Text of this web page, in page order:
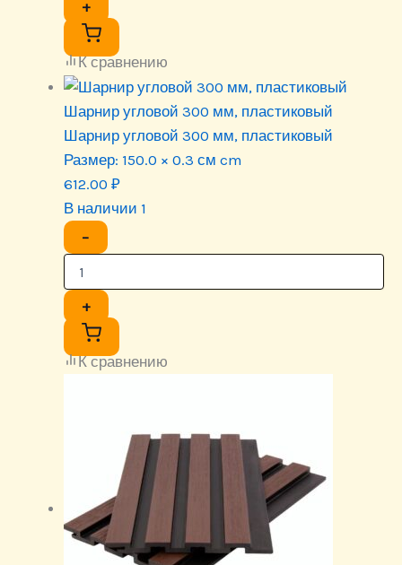
+
К сравнению
Шарнир угловой 300 мм, пластиковый
Шарнир угловой 300 мм, пластиковый
Размер: 150.0 × 0.3 см cm
612.00 ₽
В наличии 1
−
+
К сравнению